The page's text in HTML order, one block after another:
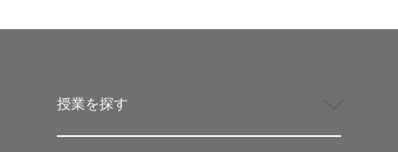
授業を探す